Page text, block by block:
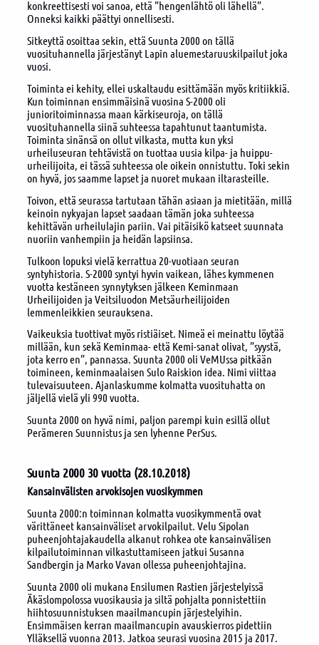
konkreettisesti voi sanoa, että ”hengenlähtö oli lähellä”.
Onneksi kaikki päättyi onnellisesti.
Sitkeyttä osoittaa sekin, että Suunta 2000 on tällä
vuosituhannella järjestänyt Lapin aluemestaruuskilpailut joka
vuosi.
Toiminta ei kehity, ellei uskaltaudu esittämään myös kritiikkiä.
Kun toiminnan ensimmäisinä vuosina S-2000 oli
junioritoiminnassa maan kärkiseuroja, on tällä
vuosituhannella siinä suhteessa tapahtunut taantumista.
Toiminta sinänsä on ollut vilkasta, mutta kun yksi
urheiluseuran tehtävistä on tuottaa uusia kilpa- ja huippu-
urheilijoita, ei tässä suhteessa ole oikein onnistuttu. Toki sekin
on hyvä, jos saamme lapset ja nuoret mukaan iltarasteille.
Toivon, että seurassa tartutaan tähän asiaan ja mietitään, millä
keinoin nykyajan lapset saadaan tämän joka suhteessa
kehittävän urheilulajin pariin. Vai pitäisikö katseet suunnata
nuoriin vanhempiin ja heidän lapsiinsa.
Tulkoon lopuksi vielä kerrattua 20-vuotiaan seuran
syntyhistoria. S-2000 syntyi hyvin vaikean, lähes kymmenen
vuotta kestäneen synnytyksen jälkeen Keminmaan
Urheilijoiden ja Veitsiluodon Metsäurheilijoiden
lemmenleikkien seurauksena.
Vaikeuksia tuottivat myös ristiäiset. Nimeä ei meinattu löytää
millään, kun sekä Keminmaa- että Kemi-sanat olivat, ”syystä,
jota kerro en”, pannassa. Suunta 2000 oli VeMUssa pitkään
toimineen, keminmaalaisen Sulo Raiskion idea. Nimi viittaa
tulevaisuuteen. Ajanlaskumme kolmatta vuosituhatta on
jäljellä vielä yli 990 vuotta.
Suunta 2000 on hyvä nimi, paljon parempi kuin esillä ollut
Perämeren Suunnistus ja sen lyhenne PerSus.
Suunta 2000 30 vuotta (28.10.2018)
Kansainvälisten arvokisojen vuosikymmen
Suunta 2000:n toiminnan kolmatta vuosikymmentä ovat
värittäneet kansainväliset arvokilpailut. Velu Sipolan
puheenjohtajakaudella alkanut rohkea ote kansainvälisen
kilpailutoiminnan vilkastuttamiseen jatkui Susanna
Sandbergin ja Marko Vavan ollessa puheenjohtajina.
Suunta 2000 oli mukana Ensilumen Rastien järjestelyissä
Äkäslompolossa vuosikausia ja siltä pohjalta ponnistettiin
hiihtosuunnistuksen maailmancupin järjestelyihin.
Ensimmäisen kerran maailmancupin avauskierros pidettiin
Ylläksellä vuonna 2013. Jatkoa seurasi vuosina 2015 ja 2017.